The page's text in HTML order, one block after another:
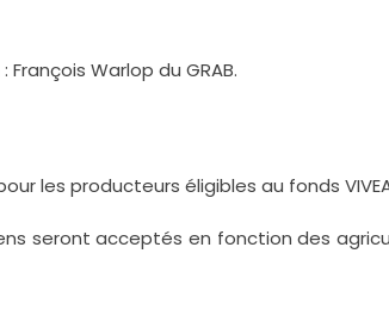
Warlop du GRAB.
les producteurs éligibles au fonds
seront acceptés en fonction des